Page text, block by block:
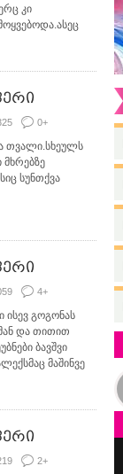
კი
0+
თვალი.სხეულს
სუნთქვა
4+
ისევ გოგონას
და თითით
ბავშვი
მაშინვე
2+